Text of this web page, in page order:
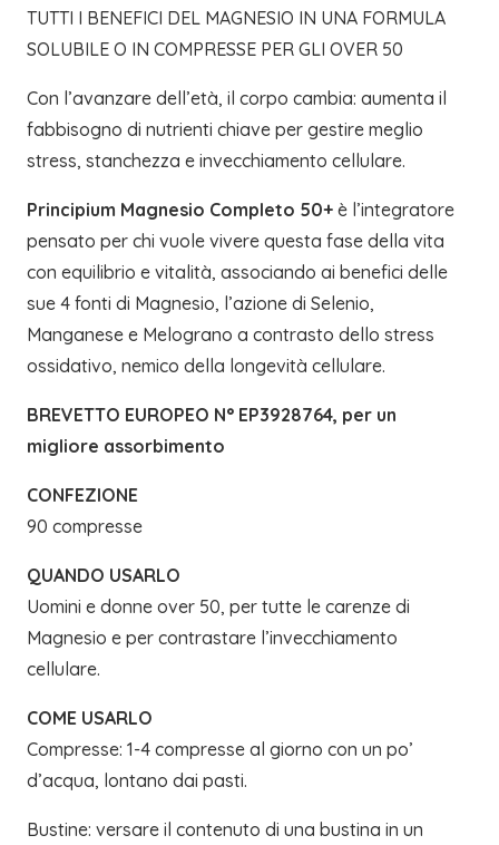
TUTTI I BENEFICI DEL MAGNESIO IN UNA FORMULA
SOLUBILE O IN COMPRESSE PER GLI OVER 50
Con l’avanzare dell’età, il corpo cambia: aumenta il
fabbisogno di nutrienti chiave per gestire meglio
stress, stanchezza e invecchiamento cellulare.
Principium Magnesio Completo 50+ è l’integratore
pensato per chi vuole vivere questa fase della vita
con equilibrio e vitalità, associando ai benefici delle
sue 4 fonti di Magnesio, l’azione di Selenio,
Manganese e Melograno a contrasto dello stress
ossidativo, nemico della longevità cellulare.
BREVETTO EUROPEO N° EP3928764, per un
migliore assorbimento
CONFEZIONE
90 compresse
QUANDO USARLO
Uomini e donne over 50, per tutte le carenze di
Magnesio e per contrastare l’invecchiamento
cellulare.
COME USARLO
Compresse: 1-4 compresse al giorno con un po’
d’acqua, lontano dai pasti.
Bustine: versare il contenuto di una bustina in un